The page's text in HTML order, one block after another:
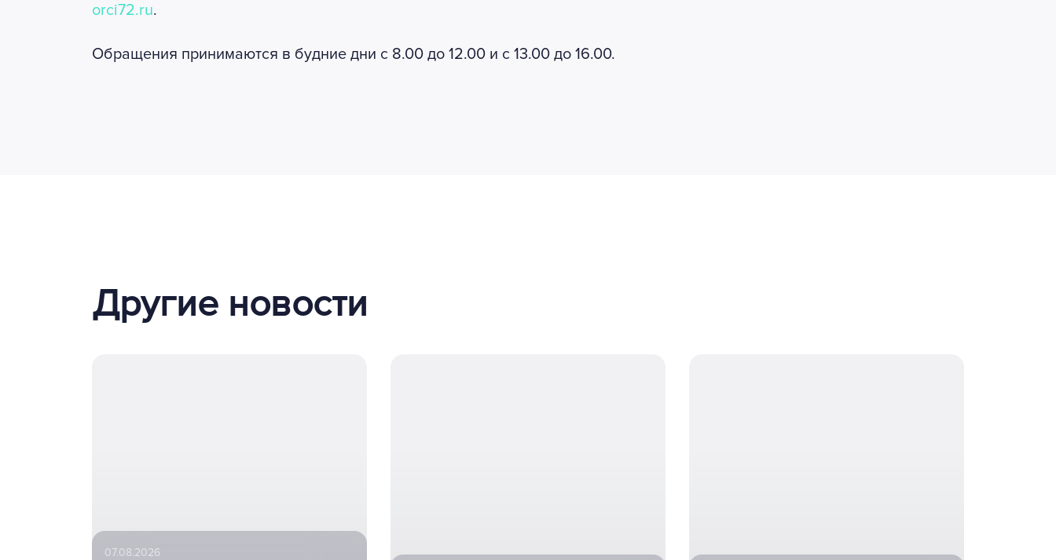
orci72.ru.
Обращения принимаются в будние дни с 8.00 до 12.00 и с 13.00 до 16.00.
Другие новости
07.08.2026